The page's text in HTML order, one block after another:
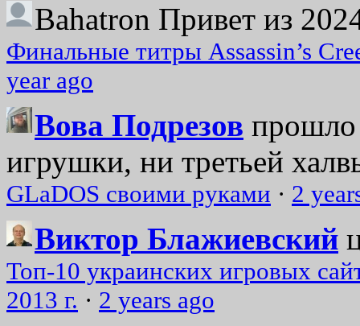
Bahatron Привет из
Финальные титры Assassin’s
year ago
Вова Подрезов прошло
игрушки, ни третьей
GLaDOS своими руками · 2
Виктор Блажиевский
Топ-10 украинских игровых
2013 г. · 2 years ago